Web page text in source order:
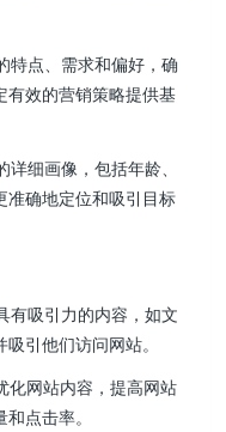
特点、需求和偏好，确
有效的营销策略提供基
细画像，包括年龄、
准确地定位和吸引目标
有吸引力的内容，如文
引他们访问网站。
化网站内容，提高网站
点击率。